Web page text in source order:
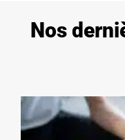
Nos